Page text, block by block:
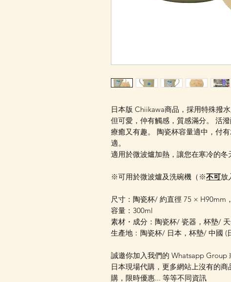
日本版 Chiikawa商品，採用特殊撥
但可愛，仲有觸感，質感滿分。 活
療癒又有趣。 陶瓷杯容量適中，付
適。
適用於微波爐加熱，讓您在寒冷的冬
※可用於微波爐及洗碗機（※不可放
尺寸：陶瓷杯/ 約直徑 75 × H90mm
容量：300ml
素材・成分：陶瓷杯/ 瓷器，杯墊/
生產地﹕陶瓷杯/ 日本，杯墊/ 中國 (
誠邀你加入我們的 Whatsapp Group
日本現場代購，更多網站上沒有的
購，限時優惠... 等等不同資訊